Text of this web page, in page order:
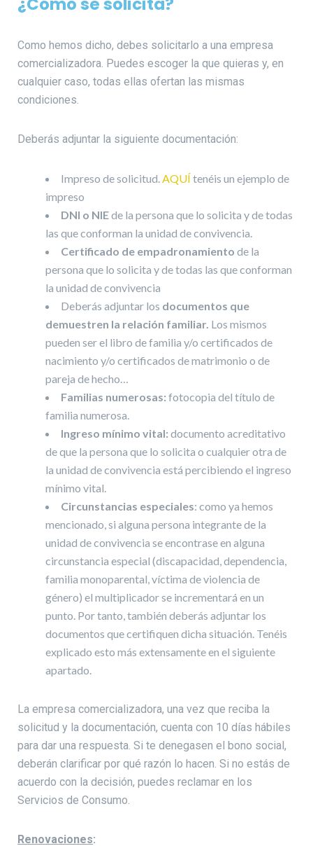
Como hemos dicho, debes solicitarlo a una empresa
comercializadora. Puedes escoger la que quieras y, en
cualquier caso, todas ellas ofertan las mismas
condiciones.
Deberás adjuntar la siguiente documentación:
Impreso de solicitud. AQUÍtenéis un ejemplo de
impreso
DNI o NIEde la persona que lo solicita y de todas
las que conforman la unidad de convivencia.
Certificado de empadronamiento de la
persona que lo solicita y de todas las que conforman
la unidad de convivencia
Deberás adjuntar los documentos que
demuestren la relación familiar. Los mismos
pueden ser el libro de familia y/o certificados de
nacimiento y/o certificados de matrimonio o de
pareja de hecho…
Familias numerosas: fotocopia del título de
familia numerosa.
Ingreso mínimo vital: documento acreditativo
de que la persona que lo solicita o cualquier otra de
la unidad de convivencia está percibiendo el ingreso
mínimo vital.
Circunstancias especiales: como ya hemos
mencionado, si alguna persona integrante de la
unidad de convivencia se encontrase en alguna
circunstancia especial (discapacidad, dependencia,
familia monoparental, víctima de violencia de
género) el multiplicador se incrementará en un
punto. Por tanto, también deberás adjuntar los
documentos que certifiquen dicha situación. Tenéis
explicado esto más extensamente en el siguiente
apartado.
La empresa comercializadora, una vez que reciba la
solicitud y la documentación, cuenta con 10 días hábiles
para dar una respuesta. Si te denegasen el bono social,
deberán clarificar por qué razón lo hacen. Si no estás de
acuerdo con la decisión, puedes reclamar en los
Servicios de Consumo.
Renovaciones: